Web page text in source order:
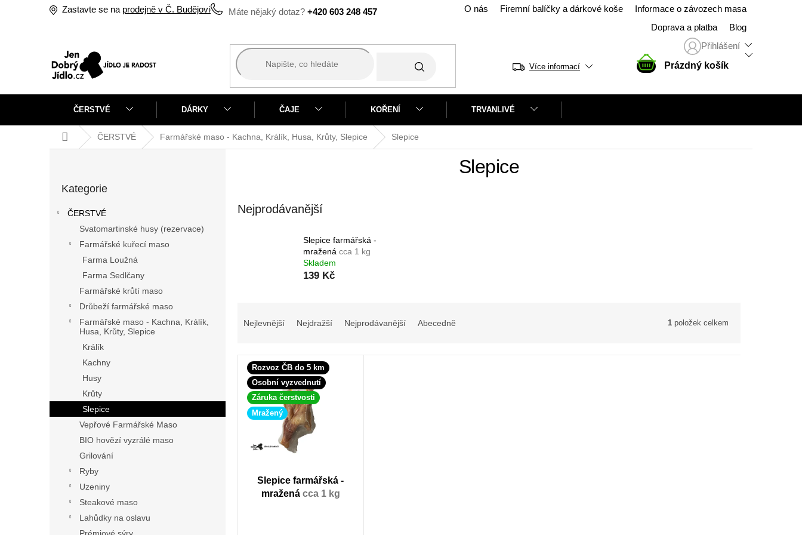
+420 603 248 457
Zastavte se na prodejně v Č. Budějovicích O nás Firemní balíčky a dárkové koše
Informace o závozech masa
Doprava a platba
Blog
Přihlášení
Více informací
NÁKUPNÍ
KOŠÍK
Prázdný košík
ČERSTVÉ DÁRKY ČAJE KOŘENÍ TRVANLIVÉ
Domů ČERSTVÉ Farmářské maso - Kachna, Králík, Husa, Krůty, Slepice Slepice
kategorie
Kategorie
ČERSTVÉ
Svatomartinské husy (rezervace)
Farmářské kuřecí maso
Farma Loužná
Farma Sedlčany
Farmářské krůtí maso
Drůbeží farmářské maso
Farmářské maso - Kachna, Králík,
Husa, Krůty, Slepice
Králík
Kachny
Husy
Krůty
Slepice
Vepřové Farmářské Maso
BIO hovězí vyzrálé maso
Grilování
Ryby
Uzeniny
Steakové maso
Lahůdky na oslavu
Slepice
Nejprodávanější
Slepice farmářská -
mražená cca 1 kg
Skladem
139 Kč
Nejlevnější Nejdražší Nejprodávanější Abecedně 1 položek celkem
Rozvoz ČB do 5 km
Osobní vyzvednutí
Záruka čerstvosti
Mražený
Slepice farmářská -
mražená cca 1 kg